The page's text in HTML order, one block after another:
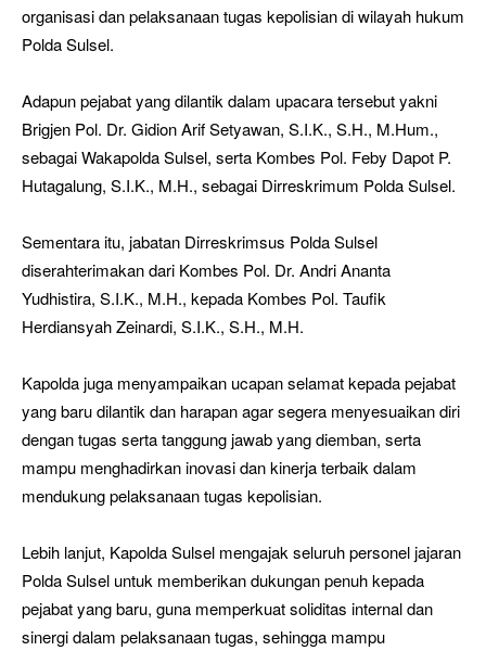
organisasi dan pelaksanaan tugas kepolisian di wilayah hukum
Polda Sulsel.
Adapun pejabat yang dilantik dalam upacara tersebut yakni
Brigjen Pol. Dr. Gidion Arif Setyawan, S.I.K., S.H., M.Hum.,
sebagai Wakapolda Sulsel, serta Kombes Pol. Feby Dapot P.
Hutagalung, S.I.K., M.H., sebagai Dirreskrimum Polda Sulsel.
Sementara itu, jabatan Dirreskrimsus Polda Sulsel
diserahterimakan dari Kombes Pol. Dr. Andri Ananta
Yudhistira, S.I.K., M.H., kepada Kombes Pol. Taufik
Herdiansyah Zeinardi, S.I.K., S.H., M.H.
Kapolda juga menyampaikan ucapan selamat kepada pejabat
yang baru dilantik dan harapan agar segera menyesuaikan diri
dengan tugas serta tanggung jawab yang diemban, serta
mampu menghadirkan inovasi dan kinerja terbaik dalam
mendukung pelaksanaan tugas kepolisian.
Lebih lanjut, Kapolda Sulsel mengajak seluruh personel jajaran
Polda Sulsel untuk memberikan dukungan penuh kepada
pejabat yang baru, guna memperkuat soliditas internal dan
sinergi dalam pelaksanaan tugas, sehingga mampu